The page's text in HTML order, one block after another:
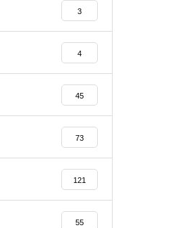
3
4
45
73
121
55